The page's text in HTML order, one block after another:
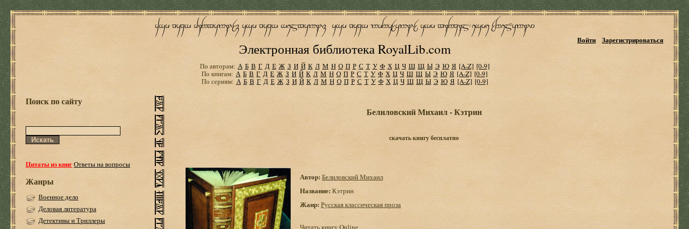
Электронная библиотека RoyalLib.com
Войти Зарегистрироваться
По авторам: А Б В Г Д Е Ж З И Й К Л М Н О П Р С Т У Ф Х Ц Ч Ш Щ Ы Э Ю Я [A-Z] [0-9]
По книгам: А Б В Г Д Е Ж З И Й К Л М Н О П Р С Т У Ф Х Ц Ч Ш Щ Ы Э Ю Я [A-Z] [0-9]
По сериям: А Б В Г Д Е Ж З И Й К Л М Н О П Р С Т У Ф Х Ц Ч Ш Щ Ы Э Ю Я [A-Z] [0-9]
Поиск по сайту
Цитаты из книгОтветы на вопросы
Жанры
Военное дело
Деловая литература
Детективы и Триллеры
Белиловский Михаил - Кэтрин
скачать книгу бесплатно
Автор: Белиловский Михаил
Название: Кэтрин
Жанр: Русская классическая проза
Читать книгу Online